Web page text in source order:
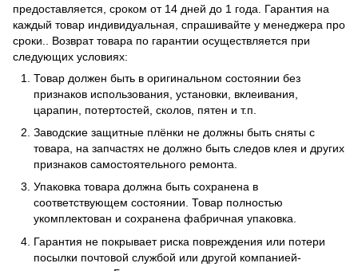
предоставляется, сроком от 14 дней до 1 года. Гарантия на
каждый товар индивидуальная, спрашивайте у менеджера про
сроки.. Возврат товара по гарантии осуществляется при
следующих условиях:
Товар должен быть в оригинальном состоянии без
признаков использования, установки, вклеивания,
царапин, потертостей, сколов, пятен и т.п.
Заводские защитные плёнки не должны быть сняты с
товара, на запчастях не должно быть следов клея и других
признаков самостоятельного ремонта.
Упаковка товара должна быть сохранена в
соответствующем состоянии. Товар полностью
укомплектован и сохранена фабричная упаковка.
Гарантия не покрывает риска повреждения или потери
посылки почтовой службой или другой компанией-